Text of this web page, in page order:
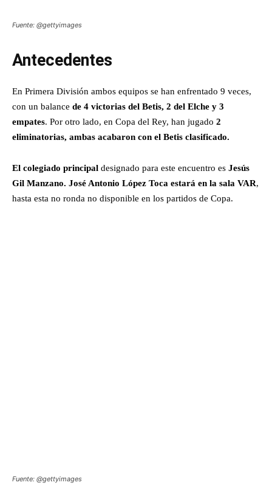
Fuente: @gettyimages
Antecedentes
En Primera División ambos equipos se han enfrentado 9 veces,
con un balance de 4 victorias del Betis, 2 del Elche y 3
empates. Por otro lado, en Copa del Rey, han jugado 2
eliminatorias, ambas acabaron con el Betis clasificado.
El colegiado principal designado para este encuentro es Jesús
Gil Manzano. José Antonio López Toca estará en la sala VAR,
hasta esta no ronda no disponible en los partidos de Copa.
Fuente: @gettyimages